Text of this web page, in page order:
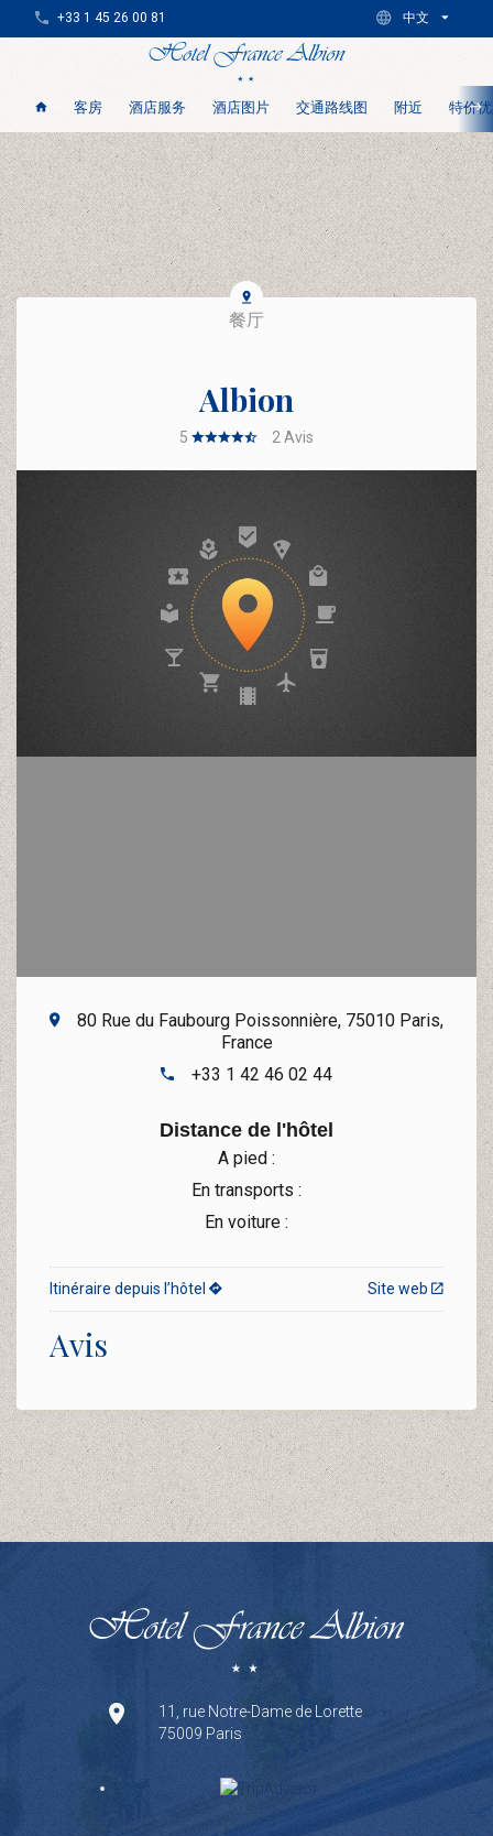
客房 酒店服务 酒店图片 交通路线图 附近 特价
+33 1 45 26 00 81 中文
餐厅
Albion
5 2 Avis
80 Rue du Faubourg Poissonnière, 75010 Paris,
France
+33 1 42 46 02 44
Distance de l'hôtel
A pied :
En transports :
En voiture :
Site web
Itinéraire depuis l’hôtel
Avis
11, rue Notre-Dame de Lorette
75009 Paris